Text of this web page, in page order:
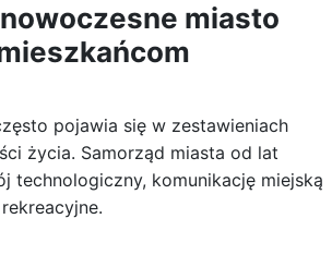
nowoczesne miasto
pojawia się w zestawieniach
życia. Samorząd miasta od lat
technologiczny, komunikację miejską